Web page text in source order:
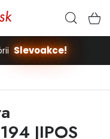
Slevoakce!
JIPOS